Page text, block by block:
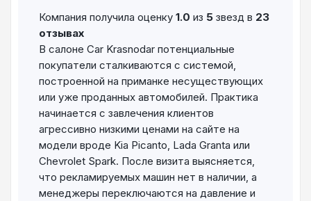
Компания получила оценку 1.0 из 5 звезд в 23
отзывах
В салоне Car Krasnodar потенциальные
покупатели сталкиваются с системой,
построенной на приманке несуществующих
или уже проданных автомобилей. Практика
начинается с завлечения клиентов
агрессивно низкими ценами на сайте на
модели вроде Kia Picanto, Lada Granta или
Chevrolet Spark. После визита выясняется,
что рекламируемых машин нет в наличии, а
менеджеры переключаются на давление и